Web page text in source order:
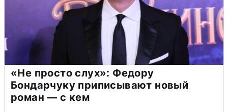
«Не просто слух»: Федору
Бондарчуку приписывают новый
роман — с кем